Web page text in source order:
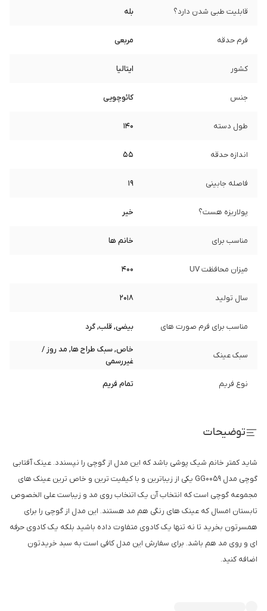
قابلیت طبی شدن دارد؟ بله
فرم حدقه مربعی
کشور ایتالیا
جنس کائوچویی
طول دسته 140
اندازه حدقه 55
فاصله جابینی 19
پولاریزه هست؟ خیر
مناسب برای خانم ها
میزان محافظت UV 400
سال تولید 2018
مناسب برای فرم صورت های بیضی, قلب, گرد
سبک عینک
خاص, سبک طراح ها, مد روز /
غیررسمی
نوع فریم تمام فریم
توضیحات
شاید کمتر خانم شیک پوشی باشد که این مدل از گوچی را نپسندد. عینک آفتابی
گوچی مدل GG0059 یکی از زیباترین و با کیفیت ترین و خاص ترین عینک های
مجموعه گوچی است که انتخاب آن یک اتنخاب روی مد و زیباست علی الخصوص
تابستان امسال که عینک های رنگی هم مد هستند. این مدل از گوچی را برای
همسرتون بخرید تا نه تنها یک کادوی متفاوت داده باشید بلکه یک کادوی حرفه
ای و روی مد هم باشد. برای سفارش این مدل کافی است به سبد خریدتون
اضافه کنید.